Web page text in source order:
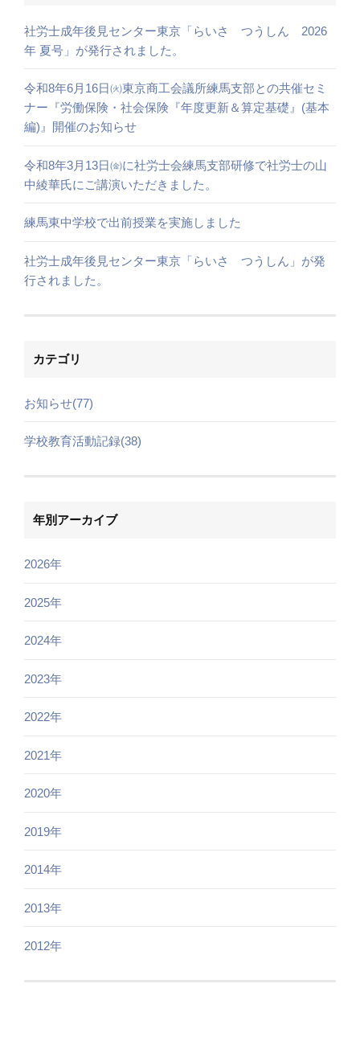
社労士成年後見センター東京「らいさ つうしん 2026
年 夏号」が発行されました。
令和8年6月16日㈫東京商工会議所練馬支部との共催セミ
ナー『労働保険・社会保険『年度更新＆算定基礎』(基本
編)』開催のお知らせ
令和8年3月13日㈮に社労士会練馬支部研修で社労士の山
中綾華氏にご講演いただきました。
練馬東中学校で出前授業を実施しました
社労士成年後見センター東京「らいさ つうしん」が発
行されました。
カテゴリ
お知らせ(77)
学校教育活動記録(38)
年別アーカイブ
2026年
2025年
2024年
2023年
2022年
2021年
2020年
2019年
2014年
2013年
2012年